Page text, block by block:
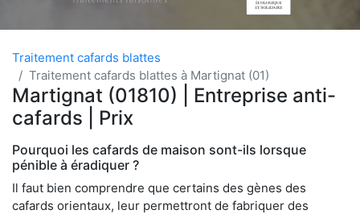
Traitement cafards blattes
Traitement cafards blattes à Martignat (01)
Martignat (01810) | Entreprise anti-
cafards | Prix
Pourquoi les cafards de maison sont-ils lorsque
pénible à éradiquer ?
Il faut bien comprendre que certains des gènes des
cafards orientaux, leur permettront de fabriquer des